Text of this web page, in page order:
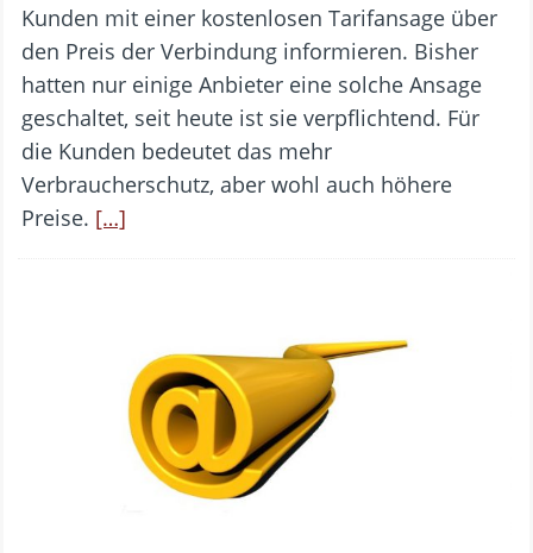
Kunden mit einer kostenlosen Tarifansage über
den Preis der Verbindung informieren. Bisher
hatten nur einige Anbieter eine solche Ansage
geschaltet, seit heute ist sie verpflichtend. Für
die Kunden bedeutet das mehr
Verbraucherschutz, aber wohl auch höhere
Preise. […]